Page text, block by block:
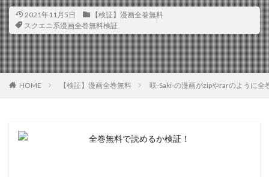
2021年11月5日
【検証】漫画全巻無料
スクエニ系漫画全巻無料検証
HOME 【検証】漫画全巻無料 咲-Saki-の漫画がzipやrarのように全